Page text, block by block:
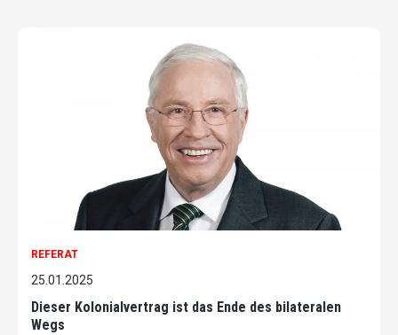
REFERAT
25.01.2025
Dieser Kolonialvertrag ist das Ende des bilateralen
Wegs